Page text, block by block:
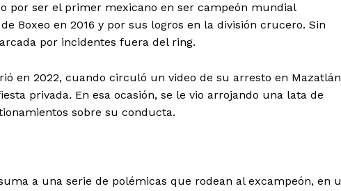
Contact us
por ser el primer mexicano en ser campeón mundial
Boxeo en 2016 y por sus logros en la división crucero. Sin
por incidentes fuera del ring.
en 2022, cuando circuló un video de su arresto en
privada. En esa ocasión, se le vio arrojando una lata de
sobre su conducta.
a una serie de polémicas que rodean al excampeón, en